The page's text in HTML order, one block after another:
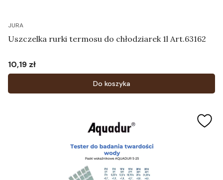
JURA
Uszczelka rurki termosu do chłodziarek 1l Art.63162
Cena
10,19 zł
Do koszyka